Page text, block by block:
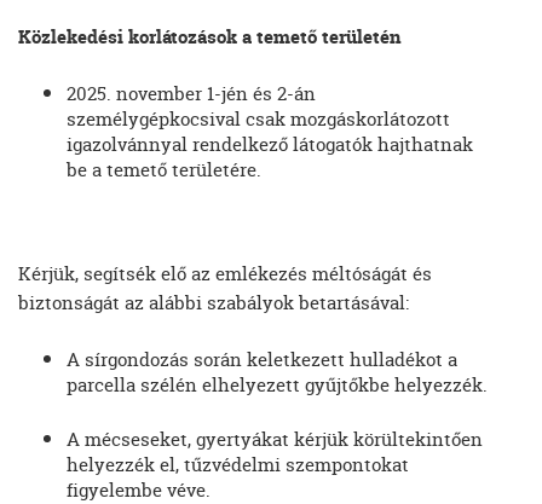
Közlekedési korlátozások a temető területén
2025. november 1-jén és 2-án
személygépkocsival csak mozgáskorlátozott
igazolvánnyal rendelkező látogatók hajthatnak
be a temető területére.
Kérjük, segítsék elő az emlékezés méltóságát és
biztonságát az alábbi szabályok betartásával:
A sírgondozás során keletkezett hulladékot a
parcella szélén elhelyezett gyűjtőkbe helyezzék.
A mécseseket, gyertyákat kérjük körültekintően
helyezzék el, tűzvédelmi szempontokat
figyelembe véve.